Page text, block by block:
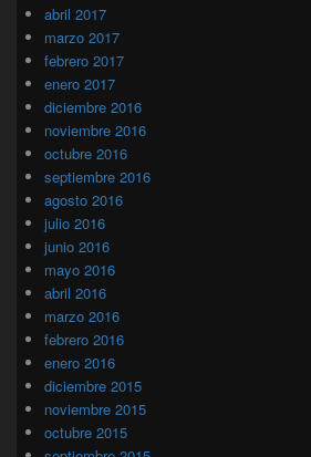
abril 2017
marzo 2017
febrero 2017
enero 2017
diciembre 2016
noviembre 2016
octubre 2016
septiembre 2016
agosto 2016
julio 2016
junio 2016
mayo 2016
abril 2016
marzo 2016
febrero 2016
enero 2016
diciembre 2015
noviembre 2015
octubre 2015